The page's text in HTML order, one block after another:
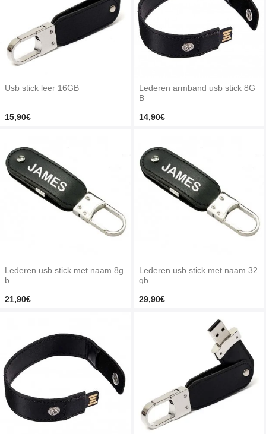
Usb stick leer 16GB
15,90€
Lederen armband usb stick 8G
B
14,90€
Lederen usb stick met naam 8g
b
21,90€
Lederen usb stick met naam 32
gb
29,90€